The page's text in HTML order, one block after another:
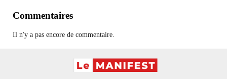
Commentaires
Il n'y a pas encore de commentaire.